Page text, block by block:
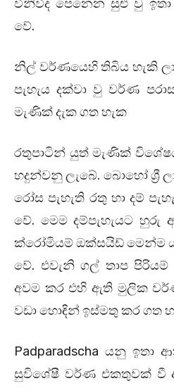
විනිවිද පෙනෙන සුළු වු
වේ.
නිල් වර්ණයෙහි තිබිය හැකි
පැහැය දක්වා වු වර්ණ
මැණික් දැක ගත හැක
රතුපාටින් යුත් මැණික්
හදුන්වනු ලැබේ. බොහෝ ශ්‍රී
රෝස පැහැති රතු හා දම්
වේ. මෙම දම්පැහැයට
ක්රෝමියම් ඔක්සයිඩ් මෙන්ම
වේ. එවැනි ගල් තාප
අවම කර එහි ඇති මුලික
වඩා හොඳින් ඉස්මතු කර ගත
Padparadscha යනු
සුවිශේෂී වර්ණ එකතුවක් වී